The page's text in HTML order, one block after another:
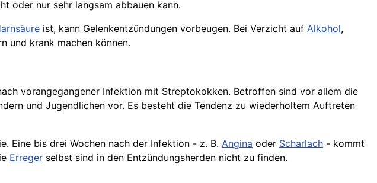
oder nur sehr langsam abbauen kann.
ist, kann Gelenkentzündungen vorbeugen. Bei Verzicht auf Alkohol,
und krank machen können.
vorangegangener Infektion mit Streptokokken. Betroffen sind vor allem die
und Jugendlichen vor. Es besteht die Tendenz zu wiederholtem Auftreten
Eine bis drei Wochen nach der Infektion - z. B. Angina oder Scharlach - kommt
Erreger selbst sind in den Entzündungsherden nicht zu finden.